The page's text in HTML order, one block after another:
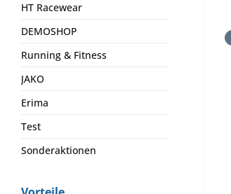
HT Racewear
DEMOSHOP
Running & Fitness
JAKO
Erima
Test
Sonderaktionen